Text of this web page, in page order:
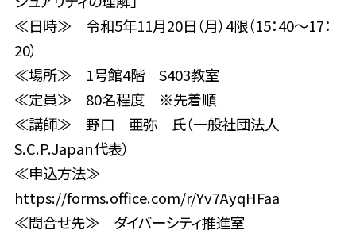
≪日時≫ 令和5年11月20日（月）4限（15：40～17：
20）
≪場所≫ 1号館4階 S403教室
≪定員≫ 80名程度 ※先着順
≪講師≫ 野口 亜弥 氏（一般社団法人
S.C.P.Japan代表）
≪申込方法≫
https://forms.office.com/r/Yv7AyqHFaa
≪問合せ先≫ ダイバーシティ推進室